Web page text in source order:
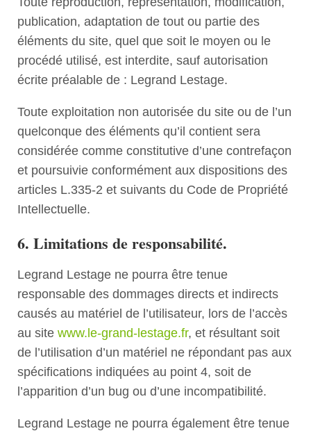
publication, adaptation de tout ou partie des
éléments du site, quel que soit le moyen ou le
procédé utilisé, est interdite, sauf autorisation
écrite préalable de : Legrand Lestage.
Toute exploitation non autorisée du site ou de l’un
quelconque des éléments qu’il contient sera
considérée comme constitutive d’une contrefaçon
et poursuivie conformément aux dispositions des
articles L.335-2 et suivants du Code de Propriété
Intellectuelle.
6. Limitations de responsabilité.
Legrand Lestage ne pourra être tenue
responsable des dommages directs et indirects
causés au matériel de l’utilisateur, lors de l’accès
au site www.le-grand-lestage.fr, et résultant soit
de l’utilisation d’un matériel ne répondant pas aux
spécifications indiquées au point 4, soit de
l’apparition d’un bug ou d’une incompatibilité.
Legrand Lestage ne pourra également être tenue